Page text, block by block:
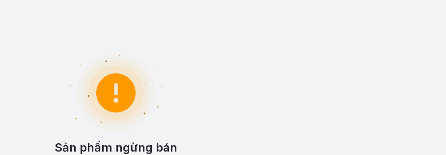
Sản phẩm ngừng bán